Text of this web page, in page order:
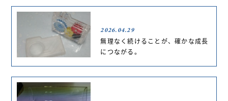
2026.04.29
無理なく続けることが、確かな成長
につながる。